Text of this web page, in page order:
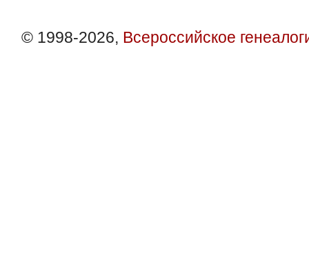
© 1998-2026, Всероссийское